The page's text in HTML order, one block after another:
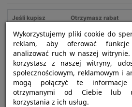
Jeśli kupisz Otrzymasz rabat
3 5%
Wykorzystujemy pliki cookie do
reklam, aby oferować funkcje
analizować ruch w naszej
korzystasz z naszej witryny,
społecznościowym, reklamowym i
mogą połączyć te
otrzymanymi od Ciebie lub
korzystania z ich usług.